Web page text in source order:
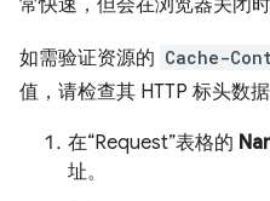
如需验证资源的 Cache-
值，请检查其 HTTP 标头数据
在“Request”表格的
址。